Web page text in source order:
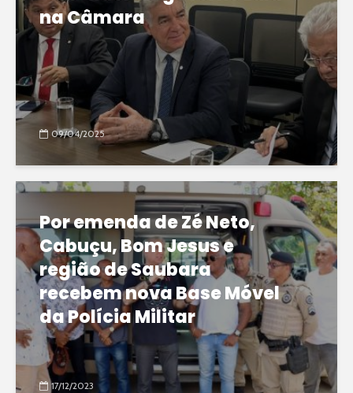
na Câmara
09/04/2025
Por emenda de Zé Neto,
Cabuçu, Bom Jesus e
região de Saubara
recebem nova Base Móvel
da Polícia Militar
17/12/2023